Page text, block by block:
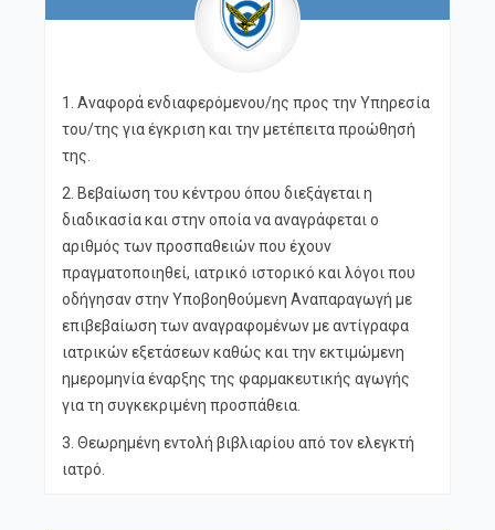
1. Αναφορά ενδιαφερόμενου/ης προς την Υπηρεσία
του/της για έγκριση και την μετέπειτα προώθησή
της.
2. Βεβαίωση του κέντρου όπου διεξάγεται η
διαδικασία και στην οποία να αναγράφεται ο
αριθμός των προσπαθειών που έχουν
πραγματοποιηθεί, ιατρικό ιστορικό και λόγοι που
οδήγησαν στην Υποβοηθούμενη Αναπαραγωγή με
επιβεβαίωση των αναγραφομένων με αντίγραφα
ιατρικών εξετάσεων καθώς και την εκτιμώμενη
ημερομηνία έναρξης της φαρμακευτικής αγωγής
για τη συγκεκριμένη προσπάθεια.
3. Θεωρημένη εντολή βιβλιαρίου από τον ελεγκτή
ιατρό.